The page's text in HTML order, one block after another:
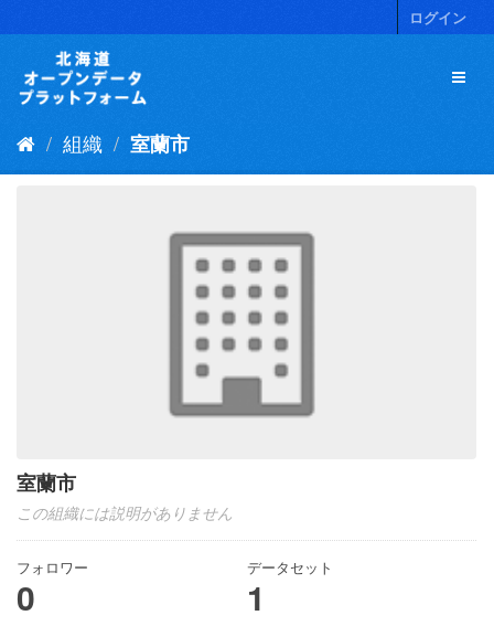
キ
ログイン
組織 室蘭市
室蘭市
この組織には説明がありません
フォロワー
0
データセット
1